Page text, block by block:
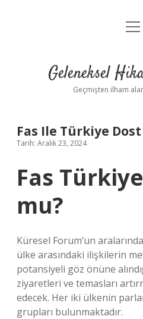
Yasal
Geleneksel
Geçmişten ilham
Fas Ile Türkiye
Tarih: Aralık 23, 2024
Fas
mu?
Küresel Forum’un
ülke arasındaki ilişkilerin
potansiyeli göz önüne
ziyaretleri ve temasları
edecek. Her iki ülkenin
grupları bulunmaktadır.